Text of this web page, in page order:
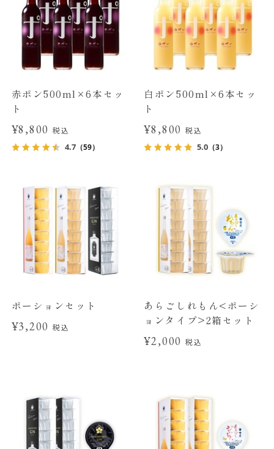
赤ポン500ml×6本セッ
ト
¥8,800税込
4.7（59）
白ポン500ml×6本セッ
ト
¥8,800 税込
5.0 （3）
ポーションセット
¥3,200税込
あらごしれもん<ポーシ
ョンタイプ>2箱セット
¥2,000 税込